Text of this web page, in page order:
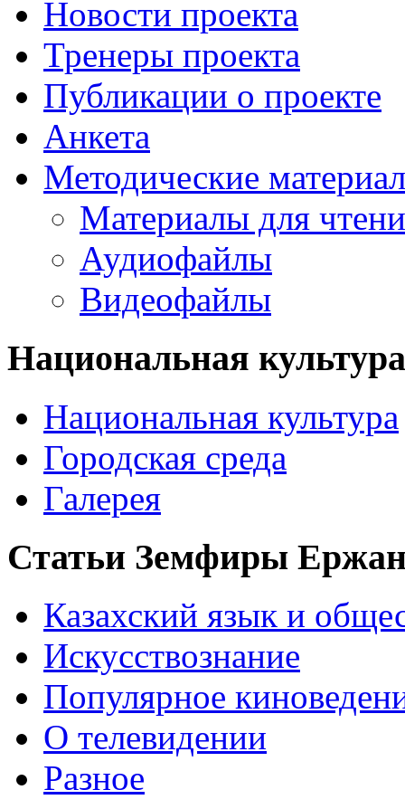
Новости проекта
Тренеры проекта
Публикации о проекте
Анкета
Методические
Материалы для
Аудиофайлы
Видеофайлы
Национальная культура
Национальная культура
Городская среда
Галерея
Статьи Земфиры
Казахский язык и
Искусствознание
Популярное
О телевидении
Разное